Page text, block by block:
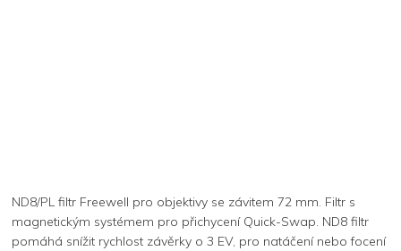
ND8/PL filtr Freewell pro objektivy se závitem 72 mm. Filtr s
magnetickým systémem pro přichycení Quick-Swap. ND8 filtr
pomáhá snížit rychlost závěrky o 3 EV, pro natáčení nebo focení